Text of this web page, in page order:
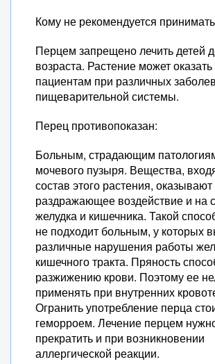
Кому не рекомендуется
Перцем запрещено лечить детей
возраста. Растение может
пациентам при различных
пищеварительной системы.
Перец противопоказан:
Больным, страдающим
мочевого пузыря. Вещества,
состав этого растения, оказывают
раздражающее воздействие и на
желудка и кишечника. Такой
не подходит больным, у которых
различные нарушения работы
кишечного тракта. Пряность
разжижению крови. Поэтому ее
применять при внутренних
Огранить употребление перца
геморроем. Лечение перцем
прекратить и при возникновении
аллергической реакции.